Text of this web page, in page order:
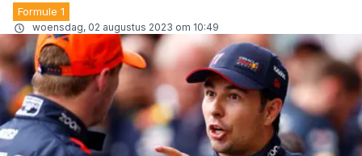
Formule 1
woensdag, 02 augustus 2023 om 10:49